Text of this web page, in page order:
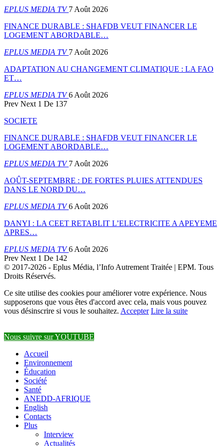
EPLUS MEDIA TV7 Août 2026
FINANCE DURABLE : SHAFDB VEUT FINANCER LE
LOGEMENT ABORDABLE…
EPLUS MEDIA TV7 Août 2026
ADAPTATION AU CHANGEMENT CLIMATIQUE : LA FAO
ET…
EPLUS MEDIA TV6 Août 2026
Prev Next 1 De 137
SOCIETE
FINANCE DURABLE : SHAFDB VEUT FINANCER LE
LOGEMENT ABORDABLE…
EPLUS MEDIA TV7 Août 2026
AOÛT-SEPTEMBRE : DE FORTES PLUIES ATTENDUES
DANS LE NORD DU…
EPLUS MEDIA TV6 Août 2026
DANYI : LA CEET RETABLIT L’ELECTRICITE A APEYEME
APRES…
EPLUS MEDIA TV6 Août 2026
Prev Next 1 De 142
© 2017-2026 - Eplus Média, l’Info Autrement Traitée | EPM. Tous
Droits Réservés.
Ce site utilise des cookies pour améliorer votre expérience. Nous
supposerons que vous êtes d'accord avec cela, mais vous pouvez
vous désinscrire si vous le souhaitez. Accepter Lire la suite
Nous suivre sur YOUTUBE
Accueil
Environnement
Éducation
Société
Santé
ANEDD-AFRIQUE
English
Contacts
Plus
Interview
Actualités